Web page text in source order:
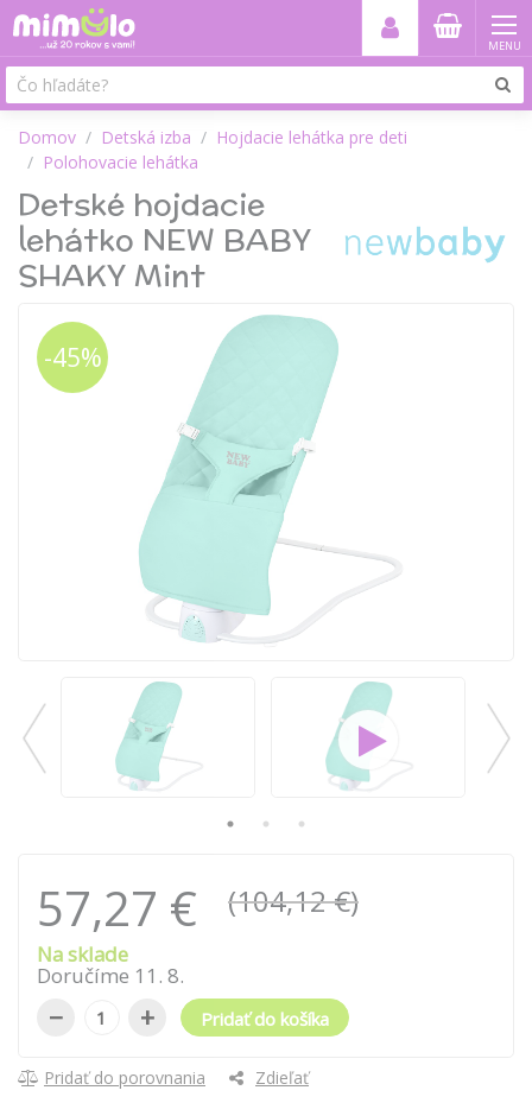
MENU
Domov Detská izba
Hojdacie lehátka pre deti
Polohovacie lehátka
Detské hojdacie
lehátko NEW BABY
SHAKY Mint
-45%
57,27 € (104,12 €)
Na sklade
Doručíme 11 . 8.
− + Pridať do košíka
Pridať do porovnania Zdieľať